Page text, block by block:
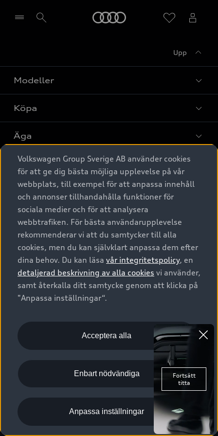
Upp
Modeller
Alla modeller
Elbilar
A6 modellerna
SUV
Avant
Audi Sport
Köpa
Privaterbjudanden
Privatleasing
Nya bilar i lager
Begagnade bilar i lager
Audi approved :plus - så gott som nya
Finansiering
Audi exclusive
Provkörning
Äga
Service & tillbehör
Audi digital services
Originaltillbehör - köp online
Garantier
Försäkring
Digitala manualer för din Audi
Audi Collection – livsstilsartiklar
Vanliga frågor
2G/3G nätet stängs ned - Hur påverkas min bil av detta?
Tjänstebil
Tjänstebil
Business lease online
Företagsleasing
Om Audi Sverige
Kontakta oss
Audi Återförsäljare/-serviceverkstad
myAudi
Pressmeddelanden
Nyhetsbrev
Vårt hållbarhetsarbete
Lediga tjänster huvudkontor
Lediga tjänster hos Audi Återförsäljare
Kommentar till mediauppgifter om dataläcka
© 2026 AUDI SVERIGE. All Rights Reserved.
Utgivare Juridiskt
Juridiskt Audi AG
Juridiskt Audi Digital Giveaway
Anpassa inställningar för cookies
Visselblåsarkanaler
Volkswagen Group Sverige AB använder cookies
för att ge dig bästa möjliga upplevelse på vår
webbplats, till exempel för att anpassa innehåll
och annonser tillhandahålla funktioner för
sociala medier och för att analysera
webbtrafiken. För bästa användarupplevelse
rekommenderar vi att du samtycker till alla
cookies, men du kan självklart anpassa dem efter
dina behov. Du kan läsa vår integritetspolicy, en
detaljerad beskrivning av alla cookies vi använder,
samt återkalla ditt samtycke genom att klicka på
"Anpassa inställningar“.
Acceptera alla
Enbart nödvändiga
Anpassa inställningar